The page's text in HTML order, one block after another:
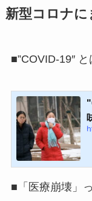
新型コロナ
■”COVID-19″
■「医療崩壊」